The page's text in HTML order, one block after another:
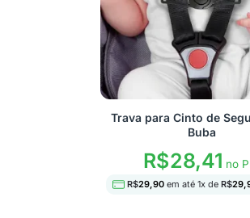
Trava para Cinto de
Buba
R$28,41 no
R$29,90 em até1x deR$